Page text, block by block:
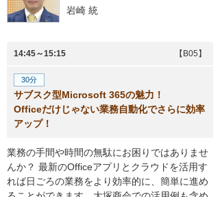
岩崎 統
14:45～15:15 【B05】
30分
サブスク型Microsoft 365の魅力！
Officeだけじゃない業務自動化でさらに効率
アップ！
業務の手間や時間の無駄にお困りではありませ
んか？ 最新のOfficeアプリとクラウドを活用す
れば日ごろの業務をより効率的に、簡単に進め